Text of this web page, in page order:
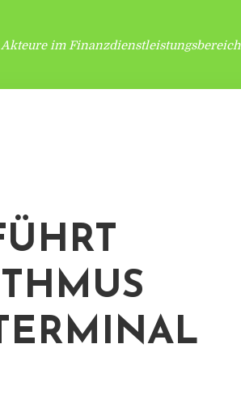
im Finanzdienstleistungsbereich